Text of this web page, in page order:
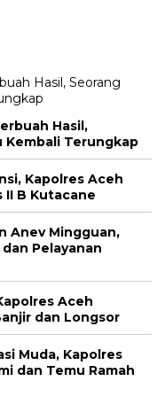
Hasil,
Kembali Terungkap
Kapolres Aceh
II B Kutacane
Anev Mingguan,
Pelayanan
Aceh
dan Longsor
Muda, Kapolres
dan Temu Ramah